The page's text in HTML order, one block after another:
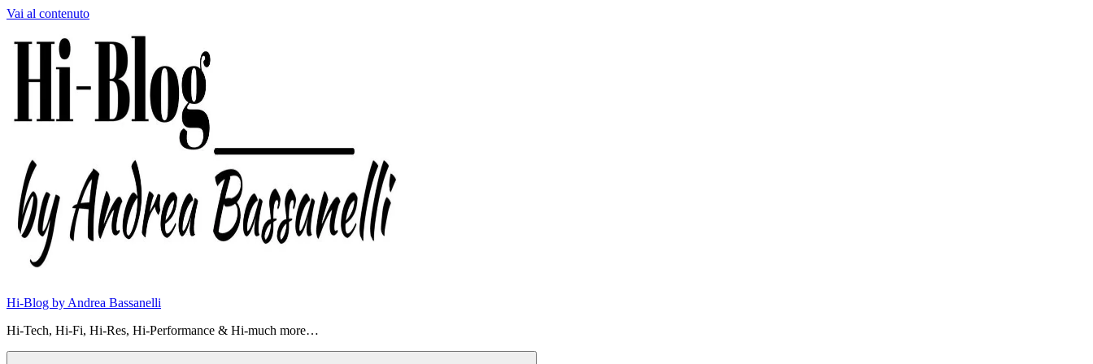
Vai al contenuto
Hi-Blog by Andrea Bassanelli
Hi-Tech, Hi-Fi, Hi-Res, Hi-Performance & Hi-much more…